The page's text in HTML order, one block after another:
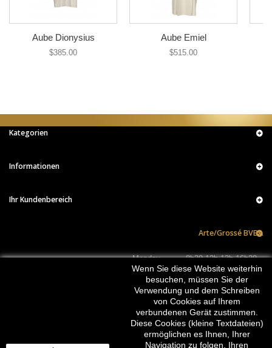
Aube Dionysius
$385.00
Aube Emiel
$515.00
Kategorien
Informationen
Ihr Kundenbereich
Arte/Grossé BVBA
Monday
Tuesday
Wednesday
Thursday
Friday
Saturday
Sunday
8h30-12h 13h-16h30
8h30-12h 13h-16h30
8h30-12h 13h-16h30
8h30-12h 13h-16h30
8h30-12h 13h-16h30
Closed
Closed
Wenn Sie diese Website weiterhin
besuchen, müssen Sie der
Verwendung und dem Schreiben
von Cookies auf Ihrem
verbundenen Gerät zustimmen.
Diese Cookies (kleine Textdateien)
ermöglichen es Ihnen, Ihrer
Navigation zu folgen, Ihren